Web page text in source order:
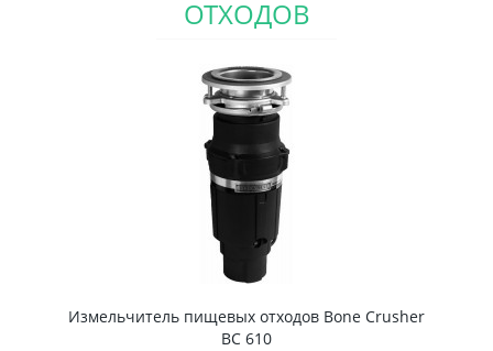
ОТХОДОВ
Измельчитель пищевых отходов Bone Crusher
BC 610